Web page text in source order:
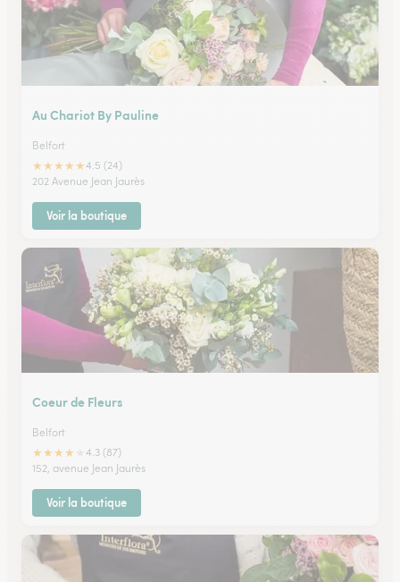
Au Chariot By Pauline
Belfort
★★★★★4.5 (24)
202 Avenue Jean Jaurès
Voir la boutique
Coeur de Fleurs
Belfort
★★★★
4.3 (87)
152, avenue Jean Jaurès
Voir la boutique